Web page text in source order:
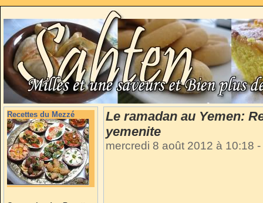
Recettes du Mezzé
Le ramadan au Yemen:
yemenite
mercredi 8 août 2012 à 10:18 -